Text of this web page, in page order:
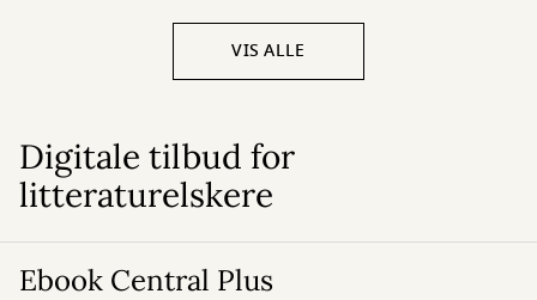
VIS ALLE
Digitale tilbud for
litteraturelskere
Ebook Central Plus